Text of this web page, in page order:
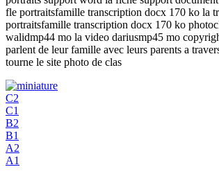
fle portraitsfamille transcription docx 170 ko la
portraitsfamille transcription docx 170 ko
walidmp44 mo la video dariusmp45 mo
parlent de leur famille avec leurs parents a
tourne le site photo de clas
C2
C1
B2
B1
A2
A1